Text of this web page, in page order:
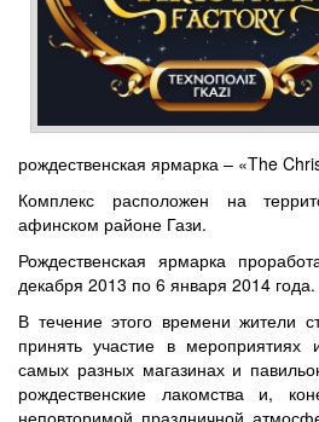
рождественская ярмарка – «The
Комплекс расположен на
афинском районе Гази.
Рождественская ярмарка
декабря 2013 по 6 января 2014 года.
В течение этого времени жители
принять участие в мероприятиях
самых разных магазинах и
рождественские лакомства и,
неповторимой праздничной